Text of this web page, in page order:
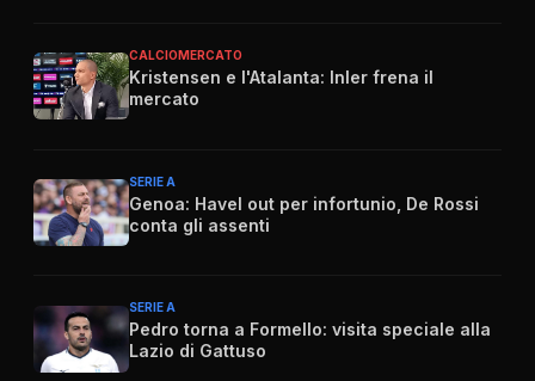
CALCIOMERCATO
Kristensen e l'Atalanta: Inler frena il
mercato
SERIE A
Genoa: Havel out per infortunio, De Rossi
conta gli assenti
SERIE A
Pedro torna a Formello: visita speciale alla
Lazio di Gattuso